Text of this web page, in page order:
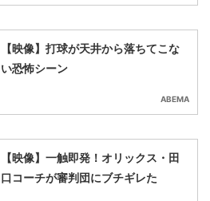
【映像】打球が天井から落ちてこな
い恐怖シーン
ABEMA
【映像】一触即発！オリックス・田
口コーチが審判団にブチギレた